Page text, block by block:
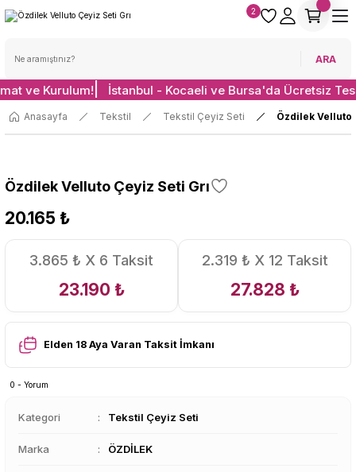
ARA
2
ve Kurulum! İstanbul - Kocaeli ve Bursa'da Ücretsiz
Anasayfa Tekstil Tekstil Çeyiz Seti Özdilek Velluto
Özdilek Velluto Çeyiz Seti Grı
20.165 ₺
3.865 ₺ X 6 Taksit
23.190 ₺
2.319 ₺ X 12 Taksit
27.828 ₺
Elden 18 Aya Varan Taksit İmkanı
0 - Yorum
Kategori Tekstil Çeyiz Seti
Marka ÖZDİLEK